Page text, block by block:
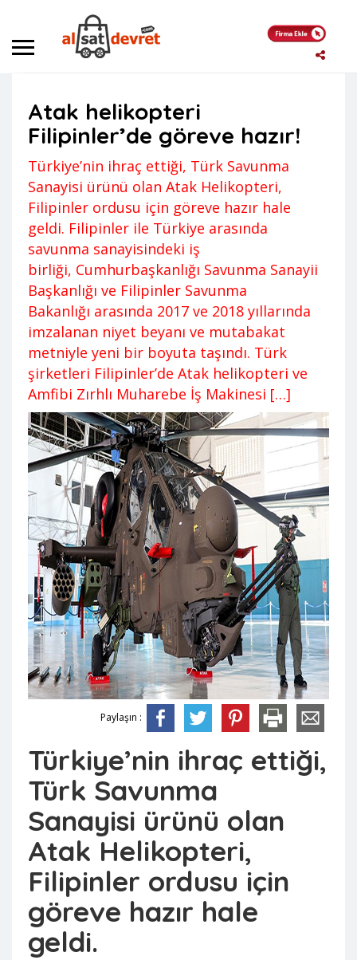
Haber , News
Yigit
Yorum yapılmamış
8 Nisan 2022
Atak helikopteri
Filipinler’de göreve hazır!
Türkiye’nin ihraç ettiği, Türk Savunma
Sanayisi ürünü olan Atak Helikopteri,
Filipinler ordusu için göreve hazır hale
geldi. Filipinler ile Türkiye arasında
savunma sanayisindeki iş
birliği, Cumhurbaşkanlığı Savunma Sanayii
Başkanlığı ve Filipinler Savunma
Bakanlığı arasında 2017 ve 2018 yıllarında
imzalanan niyet beyanı ve mutabakat
metniyle yeni bir boyuta taşındı. Türk
şirketleri Filipinler’de Atak helikopteri ve
Amfibi Zırhlı Muharebe İş Makinesi […]
Paylaşın :
Türkiye’nin ihraç ettiği,
Türk Savunma
Sanayisi ürünü olan
Atak Helikopteri,
Filipinler ordusu için
göreve hazır hale
geldi.